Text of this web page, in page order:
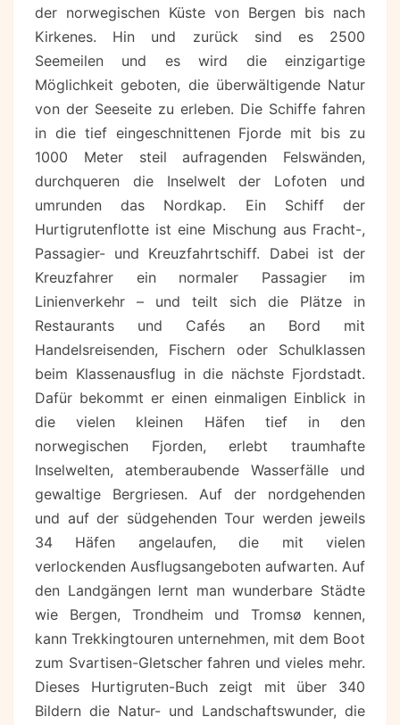
der norwegischen Küste von Bergen bis nach
Kirkenes. Hin und zurück sind es 2500
Seemeilen und es wird die einzigartige
Möglichkeit geboten, die überwältigende Natur
von der Seeseite zu erleben. Die Schiffe fahren
in die tief eingeschnittenen Fjorde mit bis zu
1000 Meter steil aufragenden Felswänden,
durchqueren die Inselwelt der Lofoten und
umrunden das Nordkap. Ein Schiff der
Hurtigrutenflotte ist eine Mischung aus Fracht-,
Passagier- und Kreuzfahrtschiff. Dabei ist der
Kreuzfahrer ein normaler Passagier im
Linienverkehr – und teilt sich die Plätze in
Restaurants und Cafés an Bord mit
Handelsreisenden, Fischern oder Schulklassen
beim Klassenausflug in die nächste Fjordstadt.
Dafür bekommt er einen einmaligen Einblick in
die vielen kleinen Häfen tief in den
norwegischen Fjorden, erlebt traumhafte
Inselwelten, atemberaubende Wasserfälle und
gewaltige Bergriesen. Auf der nordgehenden
und auf der südgehenden Tour werden jeweils
34 Häfen angelaufen, die mit vielen
verlockenden Ausflugsangeboten aufwarten. Auf
den Landgängen lernt man wunderbare Städte
wie Bergen, Trondheim und Tromsø kennen,
kann Trekkingtouren unternehmen, mit dem Boot
zum Svartisen-Gletscher fahren und vieles mehr.
Dieses Hurtigruten-Buch zeigt mit über 340
Bildern die Natur- und Landschaftswunder, die